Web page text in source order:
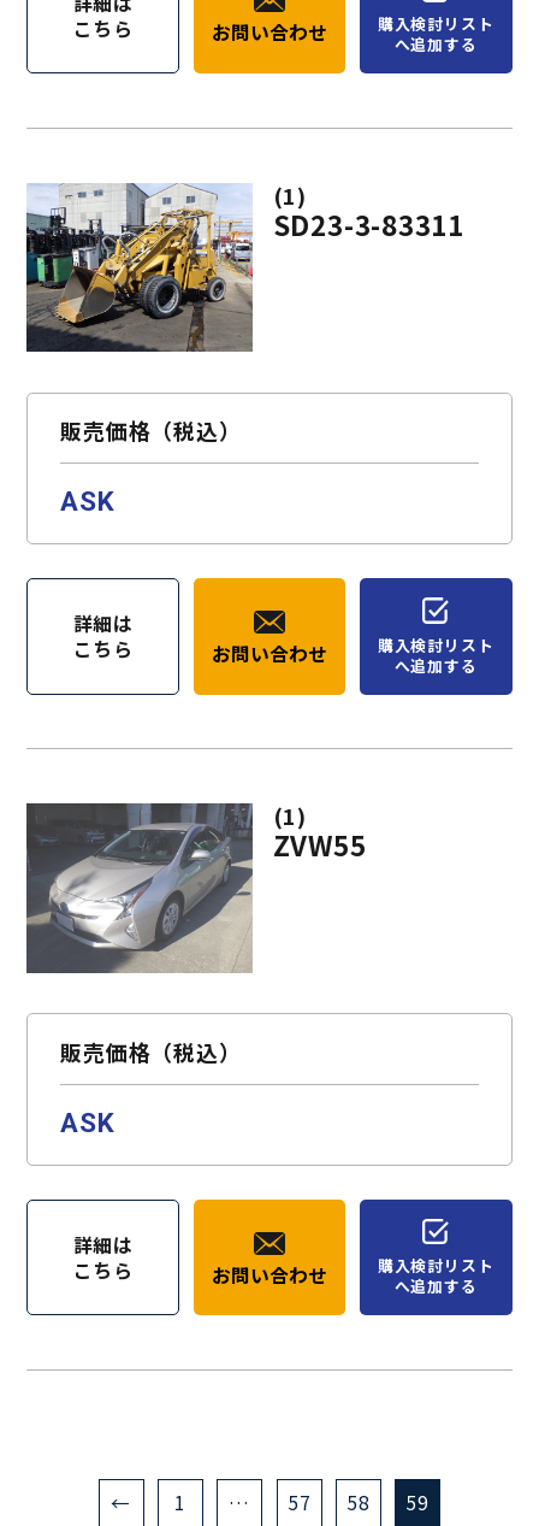
こちら
お問い合わせ
購入検討リスト
へ追加する
(1)
SD23-3-83311
販売価格（税込）
ASK
詳細は
こちら
お問い合わせ
購入検討リスト
へ追加する
(1)
ZVW55
販売価格（税込）
ASK
詳細は
こちら
お問い合わせ
購入検討リスト
へ追加する
← 1 … 57 58 59